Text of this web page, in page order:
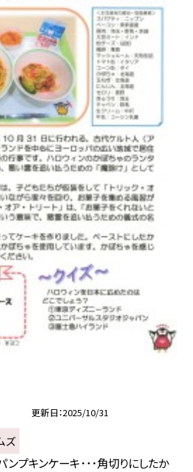
更新日 2025/10/31
ズ
ンプキンケーキ･･･角切りにしたか